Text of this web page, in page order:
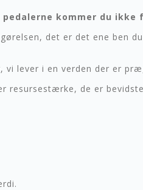
kommer du ikke
det er det ene ben
lever i en verden der er
de er